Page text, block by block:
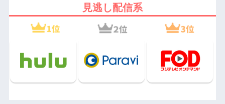
見逃し配信系